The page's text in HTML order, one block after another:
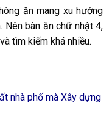
ăn mang xu hướng
bàn ăn chữ nhật 4,
tìm kiếm khá nhiều.
nhà phố mà Xây dựng